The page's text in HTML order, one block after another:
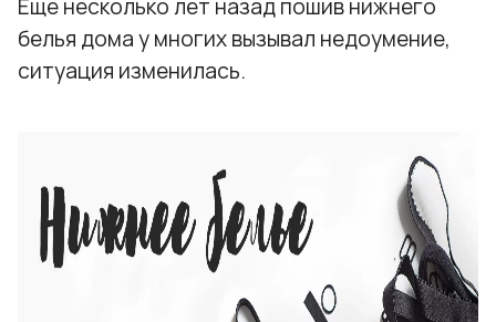
Еще несколько лет назад пошив нижнего
белья дома у многих вызывал недоумение,
ситуация изменилась.